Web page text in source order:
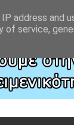
address and
of service,